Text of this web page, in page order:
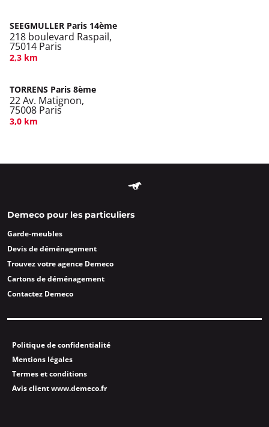
SEEGMULLER Paris 14ème
218 boulevard Raspail,
75014 Paris
2,3 km
TORRENS Paris 8ème
22 Av. Matignon,
75008 Paris
3,0 km
Demeco pour les particuliers
Garde-meubles
Devis de déménagement
Trouvez votre agence Demeco
Cartons de déménagement
Contactez Demeco
Politique de confidentialité
Mentions légales
Termes et conditions
Avis client www.demeco.fr